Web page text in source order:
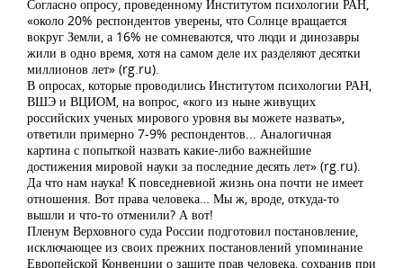
Согласно опросу, проведенному Институтом психологии РАН,
«около 20% респондентов уверены, что Солнце вращается
вокруг Земли, а 16% не сомневаются, что люди и динозавры
жили в одно время, хотя на самом деле их разделяют десятки
миллионов лет» (rg.ru).
В опросах, которые проводились Институтом психологии РАН,
ВШЭ и ВЦИОМ, на вопрос, «кого из ныне живущих
российских ученых мирового уровня вы можете назвать»,
ответили примерно 7-9% респондентов... Аналогичная
картина с попыткой назвать какие-либо важнейшие
достижения мировой науки за последние десять лет» (rg.ru).
Да что нам наука! К повседневной жизнь она почти не имеет
отношения. Вот права человека… Мы ж, вроде, откуда-то
вышли и что-то отменили? А вот!
Пленум Верховного суда России подготовил постановление,
исключающее из своих прежних постановлений упоминание
Европейской Конвенции о защите прав человека, сохранив при